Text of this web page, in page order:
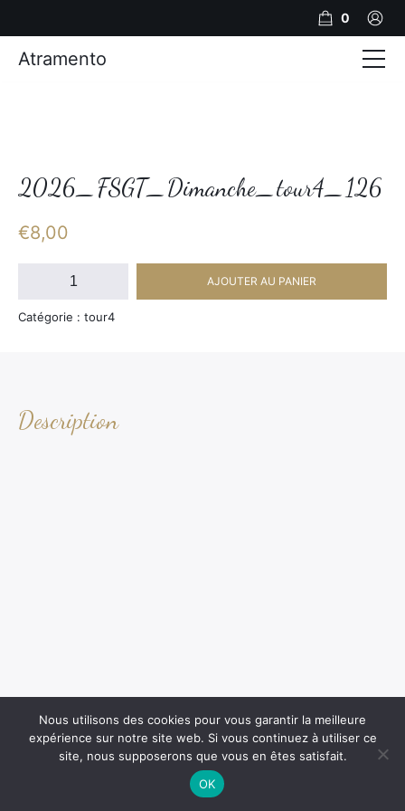
2026_FSGT_Dimanche_tour4_126
€8,00
quantité
2026_FSGT_Dimanche_tour4_126
AJOUTER AU PANIER
Catégorie : tour4
Description
0
Atramento
Photos
Nous utilisons des cookies pour vous garantir la meilleure
expérience sur notre site web. Si vous continuez à utiliser ce
site, nous supposerons que vous en êtes satisfait.
OK